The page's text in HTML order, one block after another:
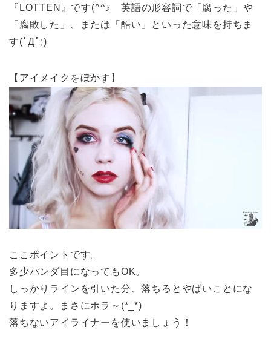
『LOTTEN』です(^^♪ 英語の形容詞で「腐った」や
「腐敗した」、または「酷い」といった意味を持ちま
す(ﾟДﾟ;)
【アイメイクをぼかす】
ここポイントです。
多少パンダ目になってもOK。
しっかりラインを引いた分、落ちるとやばいことにな
りますよ。まさにホラ～(*_*)
落ちないアイライナーを使いましょう！